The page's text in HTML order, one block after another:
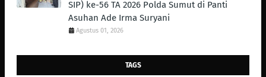
SIP) ke-56 TA 2026 Polda Sumut di Panti
Asuhan Ade Irma Suryani
Agustus 01, 2026
TAGS